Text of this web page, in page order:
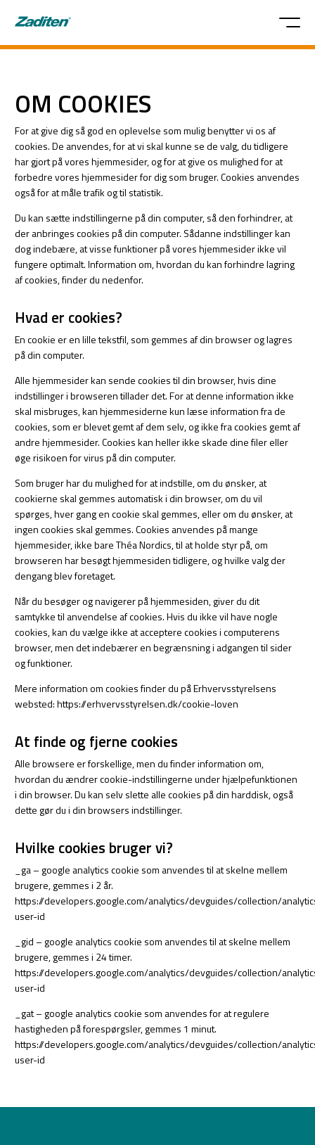
OM COOKIES
For at give dig så god en oplevelse som mulig benytter vi os af
cookies. De anvendes, for at vi skal kunne se de valg, du tidligere
har gjort på vores hjemmesider, og for at give os mulighed for at
forbedre vores hjemmesider for dig som bruger. Cookies anvendes
også for at måle trafik og til statistik.
Du kan sætte indstillingerne på din computer, så den forhindrer, at
der anbringes cookies på din computer. Sådanne indstillinger kan
dog indebære, at visse funktioner på vores hjemmesider ikke vil
fungere optimalt. Information om, hvordan du kan forhindre lagring
af cookies, finder du nedenfor.
Hvad er cookies?
En cookie er en lille tekstfil, som gemmes af din browser og lagres
på din computer.
Alle hjemmesider kan sende cookies til din browser, hvis dine
indstillinger i browseren tillader det. For at denne information ikke
skal misbruges, kan hjemmesiderne kun læse information fra de
cookies, som er blevet gemt af dem selv, og ikke fra cookies gemt af
andre hjemmesider. Cookies kan heller ikke skade dine filer eller
øge risikoen for virus på din computer.
Som bruger har du mulighed for at indstille, om du ønsker, at
cookierne skal gemmes automatisk i din browser, om du vil
spørges, hver gang en cookie skal gemmes, eller om du ønsker, at
ingen cookies skal gemmes. Cookies anvendes på mange
hjemmesider, ikke bare Théa Nordics, til at holde styr på, om
browseren har besøgt hjemmesiden tidligere, og hvilke valg der
dengang blev foretaget.
Når du besøger og navigerer på hjemmesiden, giver du dit
samtykke til anvendelse af cookies. Hvis du ikke vil have nogle
cookies, kan du vælge ikke at acceptere cookies i computerens
browser, men det indebærer en begrænsning i adgangen til sider
og funktioner.
Mere information om cookies finder du på Erhvervsstyrelsens
websted: https://erhvervsstyrelsen.dk/cookie-loven
At finde og fjerne cookies
Alle browsere er forskellige, men du finder information om,
hvordan du ændrer cookie-indstillingerne under hjælpefunktionen
i din browser. Du kan selv slette alle cookies på din harddisk, også
dette gør du i din browsers indstillinger.
Hvilke cookies bruger vi?
_ga – google analytics cookie som anvendes til at skelne mellem
brugere, gemmes i 2 år.
https://developers.google.com/analytics/devguides/collection/
user-id
_gid – google analytics cookie som anvendes til at skelne mellem
brugere, gemmes i 24 timer.
https://developers.google.com/analytics/devguides/collection/
user-id
_gat – google analytics cookie som anvendes for at regulere
hastigheden på forespørgsler, gemmes 1 minut.
https://developers.google.com/analytics/devguides/collection/
user-id